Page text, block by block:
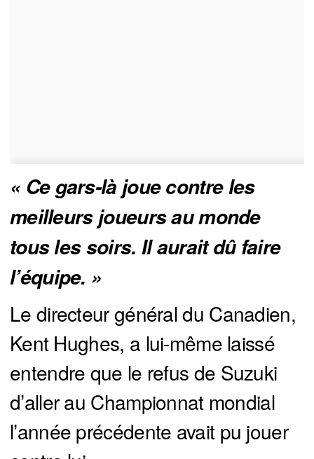
« Ce gars-là joue contre les
meilleurs joueurs au monde
tous les soirs. Il aurait dû faire
l’équipe. »
Le directeur général du Canadien,
Kent Hughes, a lui-même laissé
entendre que le refus de Suzuki
d’aller au Championnat mondial
l’année précédente avait pu jouer